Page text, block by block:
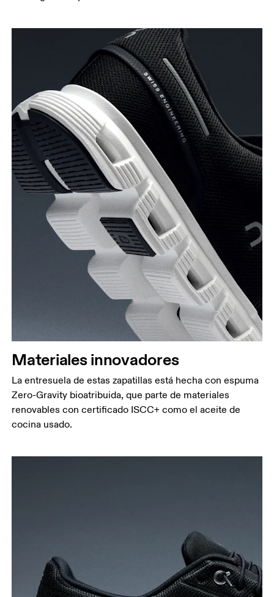
Materiales innovadores
La entresuela de estas zapatillas está hecha con espuma
Zero-Gravity bioatribuida, que parte de materiales
renovables con certificado ISCC+ como el aceite de
cocina usado.